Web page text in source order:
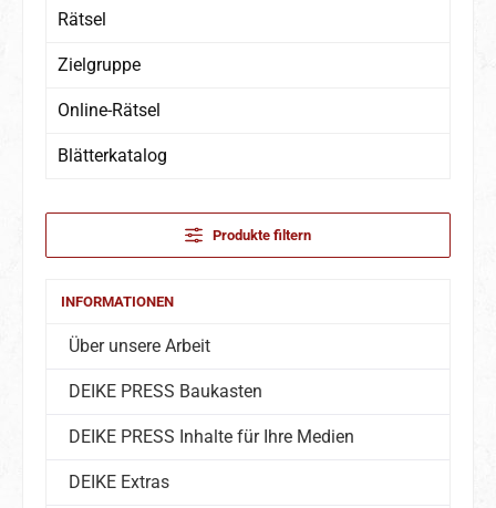
Rätsel
Zielgruppe
Online-Rätsel
Blätterkatalog
Produkte filtern
INFORMATIONEN
Über unsere Arbeit
DEIKE PRESS Baukasten
DEIKE PRESS Inhalte für Ihre Medien
DEIKE Extras